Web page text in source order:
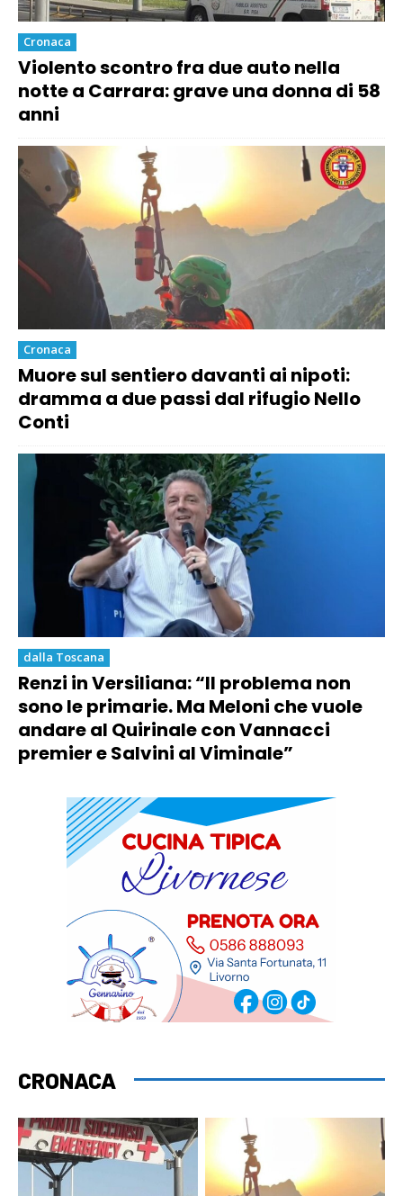
Cronaca
Violento scontro fra due auto nella
notte a Carrara: grave una donna di 58
anni
Cronaca
Muore sul sentiero davanti ai nipoti:
dramma a due passi dal rifugio Nello
Conti
dalla Toscana
Renzi in Versiliana: “Il problema non
sono le primarie. Ma Meloni che vuole
andare al Quirinale con Vannacci
premier e Salvini al Viminale”
CRONACA